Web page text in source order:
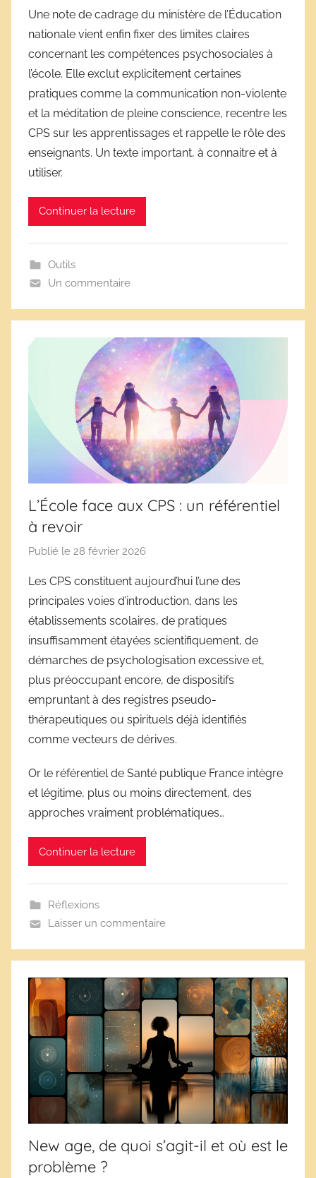
r
D
é
r
v
e
s
Une note de cadrage du ministère de l’Éducation
nationale vient enfin fixer des limites claires
concernant les compétences psychosociales à
l’école. Elle exclut explicitement certaines
pratiques comme la communication non-violente
et la méditation de pleine conscience, recentre les
CPS sur les apprentissages et rappelle le rôle des
enseignants. Un texte important, à connaitre et à
utiliser.
Continuer la lecture
Outils
Un commentaire
L’École face aux CPS : un référentiel
à revoir
Publié le 28 février 2026
r
D
é
r
i
v
e
s
s
o
l
a
Les CPS constituent aujourd’hui l’une des
principales voies d’introduction, dans les
établissements scolaires, de pratiques
insuffisamment étayées scientifiquement, de
démarches de psychologisation excessive et,
plus préoccupant encore, de dispositifs
empruntant à des registres pseudo-
thérapeutiques ou spirituels déjà identifiés
comme vecteurs de dérives.
Or le référentiel de Santé publique France intègre
et légitime, plus ou moins directement, des
approches vraiment problématiques…
Continuer la lecture
Réflexions
Laisser un commentaire
New age, de quoi s’agit-il et où est le
problème ?